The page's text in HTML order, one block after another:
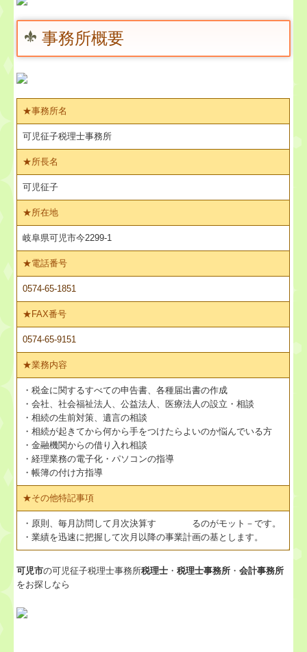
事務所概要
★事務所名
可児征子税理士事務所
★所長名
可児征子
★所在地
岐阜県可児市今2299-1
★電話番号
0574-65-1851
★ FAX番号
0574-65-9151
★業務内容
・税金に関するすべての申告書、各種届出書の作成
・会社、社会福祉法人、公益法人、医療法人の設立・相談
・相続の生前対策、遺言の相談
・相続が起きてから何から手をつけたらよいのか悩んでいる方
・金融機関からの借り入れ相談
・経理業務の電子化・パソコンの指導
・帳簿の付け方指導
★その他特記事項
・原則、毎月訪問して月次決算す るのがモット－です。
・業績を迅速に把握して次月以降の事業計画の基とします。
可児市の可児征子税理士事務所税理士 ・税理士事務所 ・会計事務所
をお探しなら